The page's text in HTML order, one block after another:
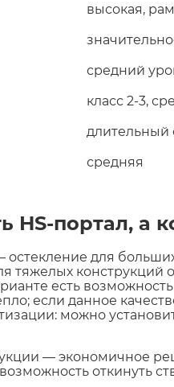
высокая,
средний
класс 2-3,
длительный
средняя
HS-портал, а
для
тяжелых
есть
если данное
можно
— экономичное
откинуть